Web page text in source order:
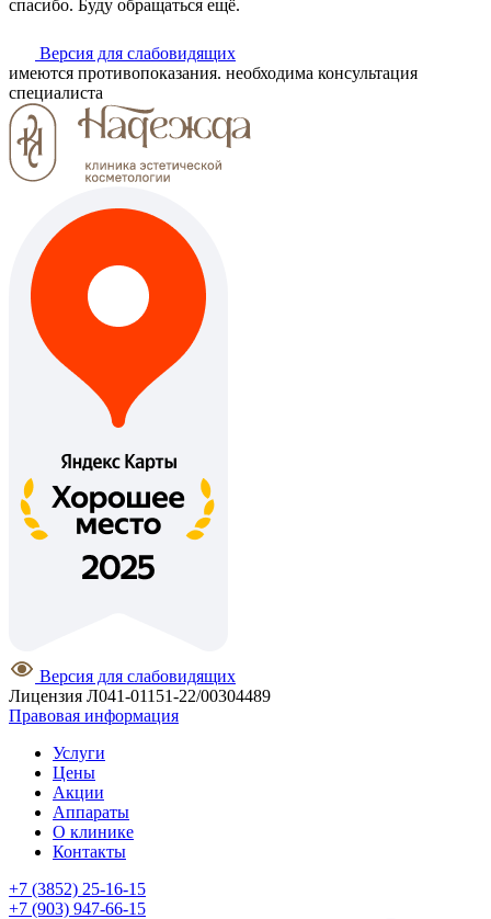
спасибо. Буду обращаться ещё.
Версия для слабовидящих
имеются противопоказания. необходима консультация
специалиста
Версия для слабовидящих
Лицензия Л041-01151-22/00304489
Правовая информация
Услуги
Цены
Акции
Аппараты
О клинике
Контакты
+7 (3852) 25-16-15
+7 (903) 947-66-15